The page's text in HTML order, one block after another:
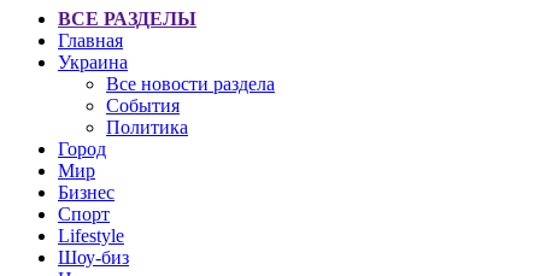
ВСЕ РАЗДЕЛЫ
Главная
Украина
Все новости раздела
События
Политика
Город
Мир
Бизнес
Спорт
Lifestyle
Шоу-биз